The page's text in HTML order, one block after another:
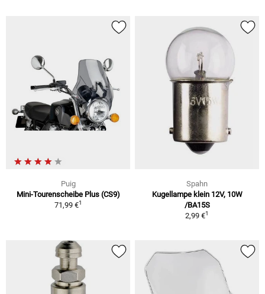
Puig
Mini-Tourenscheibe Plus (CS9)
71,99 €1
Spahn
Kugellampe klein 12V, 10W
/BA15S
2,99 €1